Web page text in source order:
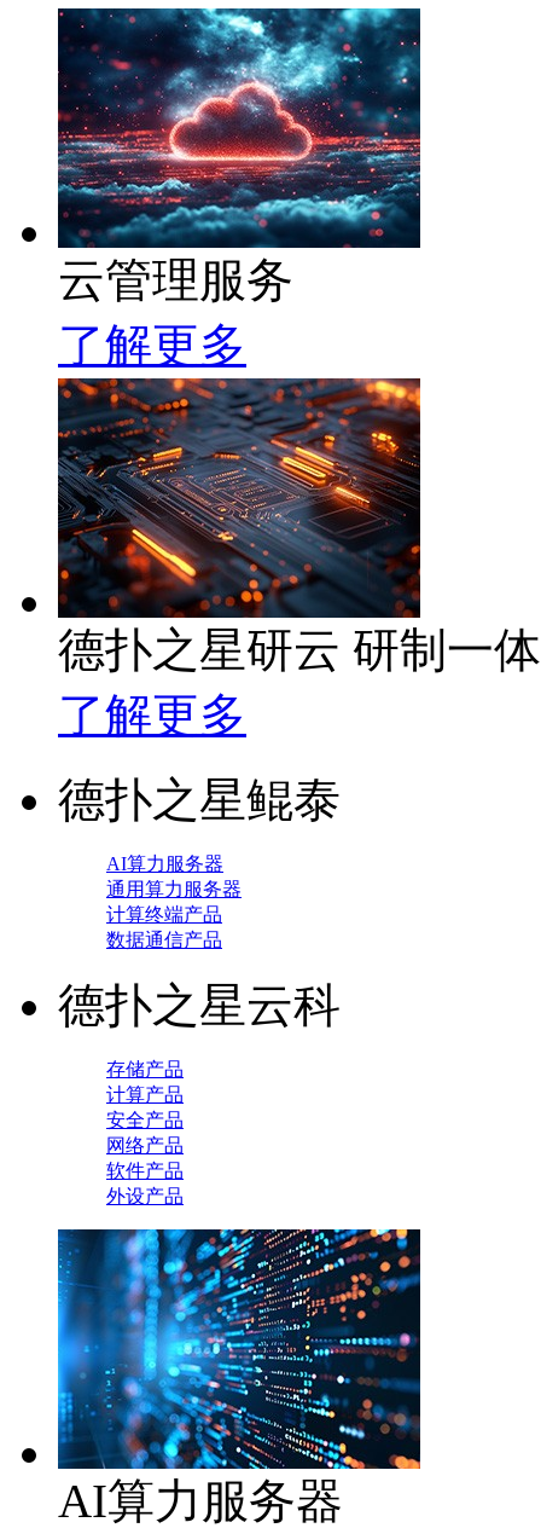
云管理服务
了解更多
德扑之星研云 研制一
了解更多
德扑之星鲲泰
AI算力服务器
通用算力服务器
计算终端产品
数据通信产品
德扑之星云科
存储产品
计算产品
安全产品
网络产品
软件产品
外设产品
AI算力服务器